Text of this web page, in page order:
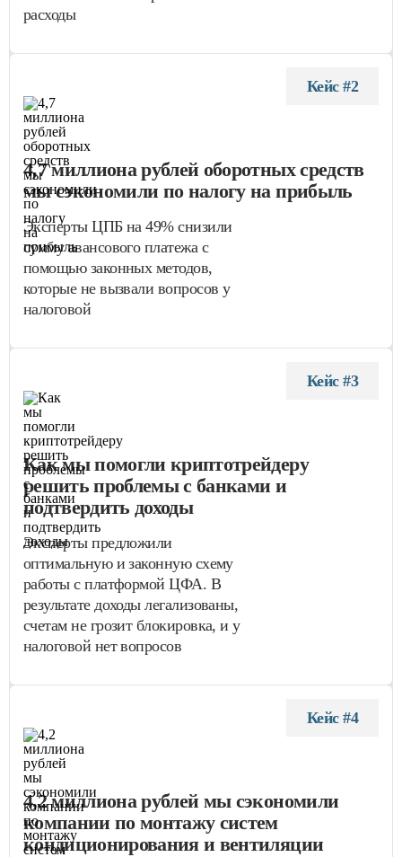
расходы
Кейс #2
4,7 миллиона рублей оборотных средств
мы сэкономили по налогу на прибыль
Эксперты ЦПБ на 49% снизили
сумму авансового платежа с
помощью законных методов,
которые не вызвали вопросов у
налоговой
Кейс #3
Как мы помогли криптотрейдеру
решить проблемы с банками и
подтвердить доходы
Эксперты предложили
оптимальную и законную схему
работы с платформой ЦФА. В
результате доходы легализованы,
счетам не грозит блокировка, и у
налоговой нет вопросов
Кейс #4
4,2 миллиона рублей мы сэкономили
компании по монтажу систем
кондиционирования и вентиляции